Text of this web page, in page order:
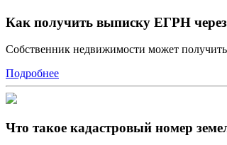
Как получить выписку ЕГРН через
Собственник недвижимости может
Подробнее
Что такое кадастровый номер